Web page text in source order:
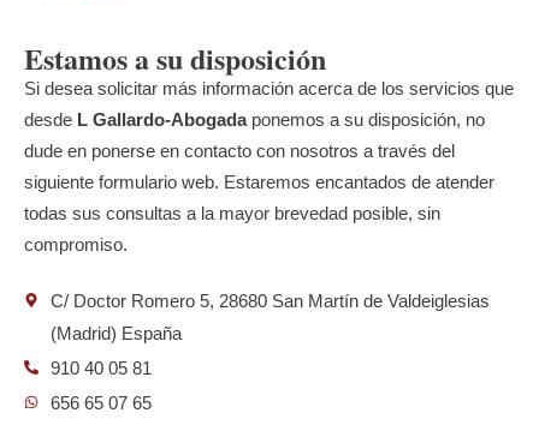
Estamos a su disposición
Si desea solicitar más información acerca de los servicios que
desde L Gallardo-Abogadaponemos a su disposición, no
dude en ponerse en contacto con nosotros a través del
siguiente formulario web. Estaremos encantados de atender
todas sus consultas a la mayor brevedad posible, sin
compromiso.
C/ Doctor Romero 5, 28680 San Martín de Valdeiglesias
(Madrid) España
910 40 05 81
656 65 07 65